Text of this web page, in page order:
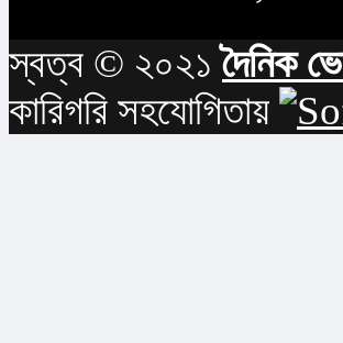
স্বত্ব © ২০২১দৈনিক
কারিগরি সহযোগিতায়